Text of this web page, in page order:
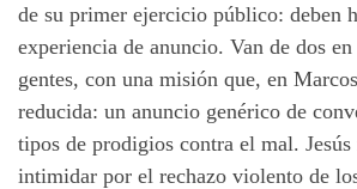
de su primer ejercicio público: deben
experiencia de anuncio. Van de dos
gentes, con una misión que, en
reducida: un anuncio genérico de
tipos de prodigios contra el mal. Jesús
intimidar por el rechazo violento de